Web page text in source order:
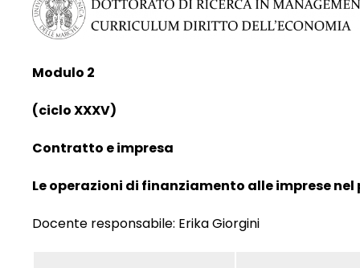
Modulo 2
(ciclo XXXV)
Contratto e impresa
Le operazioni di finanziamento alle impresenel
Docente responsabile: Erika Giorgini